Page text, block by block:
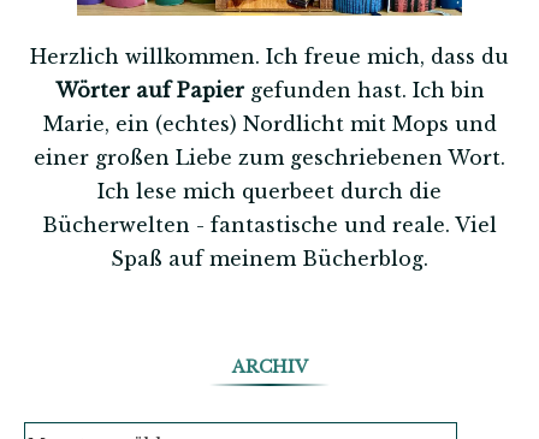
Herzlich willkommen. Ich freue mich, dass du
Wörter auf Papiergefunden hast. Ich bin
Marie, ein (echtes) Nordlicht mit Mops und
einer großen Liebe zum geschriebenen Wort.
Ich lese mich querbeet durch die
Bücherwelten - fantastische und reale. Viel
Spaß auf meinem Bücherblog.
ARCHIV